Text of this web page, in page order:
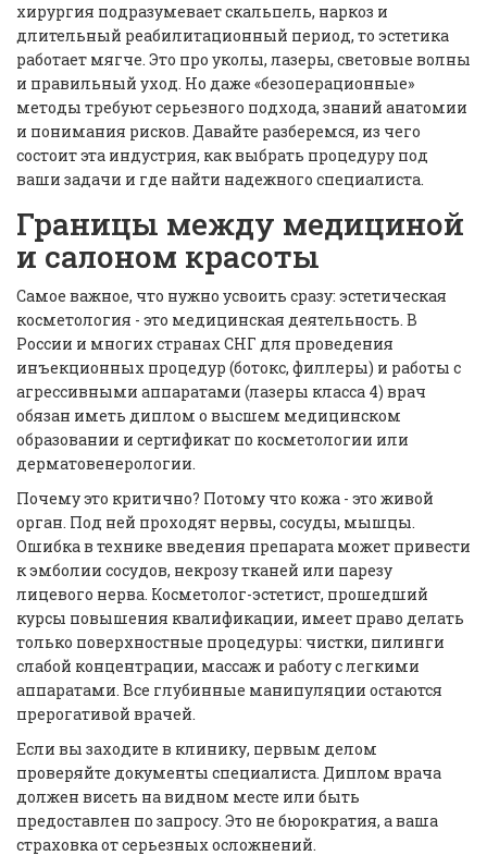
хирургия подразумевает скальпель, наркоз и
длительный реабилитационный период, то эстетика
работает мягче. Это про уколы, лазеры, световые волны
и правильный уход. Но даже «безоперационные»
методы требуют серьезного подхода, знаний анатомии
и понимания рисков. Давайте разберемся, из чего
состоит эта индустрия, как выбрать процедуру под
ваши задачи и где найти надежного специалиста.
Границы между медициной
и салоном красоты
Самое важное, что нужно усвоить сразу: эстетическая
косметология - это медицинская деятельность. В
России и многих странах СНГ для проведения
инъекционных процедур (ботокс, филлеры) и работы с
агрессивными аппаратами (лазеры класса 4) врач
обязан иметь диплом о высшем медицинском
образовании и сертификат по косметологии или
дерматовенерологии.
Почему это критично? Потому что кожа - это живой
орган. Под ней проходят нервы, сосуды, мышцы.
Ошибка в технике введения препарата может привести
к эмболии сосудов, некрозу тканей или парезу
лицевого нерва. Косметолог-эстетист, прошедший
курсы повышения квалификации, имеет право делать
только поверхностные процедуры: чистки, пилинги
слабой концентрации, массаж и работу с легкими
аппаратами. Все глубинные манипуляции остаются
прерогативой врачей.
Если вы заходите в клинику, первым делом
проверяйте документы специалиста. Диплом врача
должен висеть на видном месте или быть
предоставлен по запросу. Это не бюрократия, а ваша
страховка от серьезных осложнений.